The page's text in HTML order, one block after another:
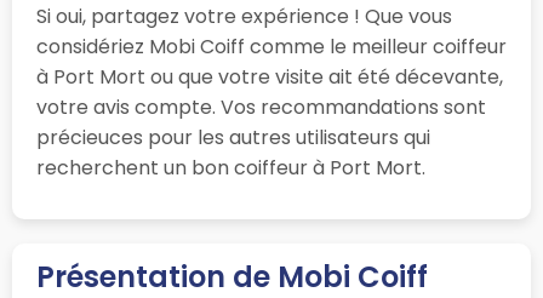
Si oui, partagez votre expérience ! Que vous
considériez Mobi Coiff comme le meilleur coiffeur
à Port Mort ou que votre visite ait été décevante,
votre avis compte. Vos recommandations sont
précieuces pour les autres utilisateurs qui
recherchent un bon coiffeur à Port Mort.
Présentation de Mobi Coiff